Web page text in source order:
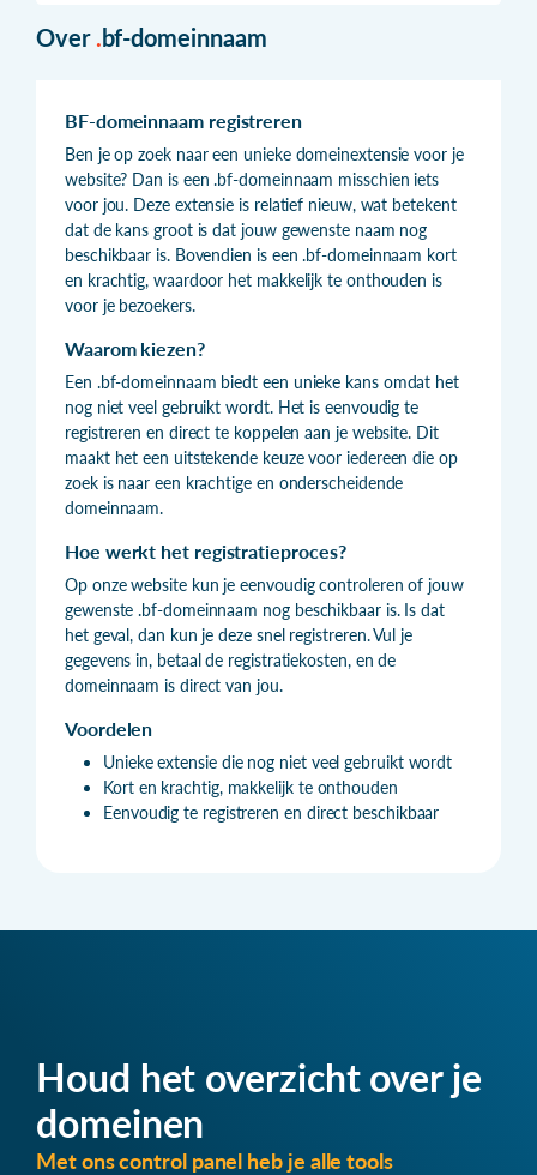
Over .bf-domeinnaam
BF-domeinnaam registreren
Ben je op zoek naar een unieke domeinextensie voor je
website? Dan is een .bf-domeinnaam misschien iets
voor jou. Deze extensie is relatief nieuw, wat betekent
dat de kans groot is dat jouw gewenste naam nog
beschikbaar is. Bovendien is een .bf-domeinnaam kort
en krachtig, waardoor het makkelijk te onthouden is
voor je bezoekers.
Waarom kiezen?
Een .bf-domeinnaam biedt een unieke kans omdat het
nog niet veel gebruikt wordt. Het is eenvoudig te
registreren en direct te koppelen aan je website. Dit
maakt het een uitstekende keuze voor iedereen die op
zoek is naar een krachtige en onderscheidende
domeinnaam.
Hoe werkt het registratieproces?
Op onze website kun je eenvoudig controleren of jouw
gewenste .bf-domeinnaam nog beschikbaar is. Is dat
het geval, dan kun je deze snel registreren. Vul je
gegevens in, betaal de registratiekosten, en de
domeinnaam is direct van jou.
Voordelen
Unieke extensie die nog niet veel gebruikt wordt
Kort en krachtig, makkelijk te onthouden
Eenvoudig te registreren en direct beschikbaar
Houd het overzicht over je
domeinen
Met ons control panel heb je alle tools